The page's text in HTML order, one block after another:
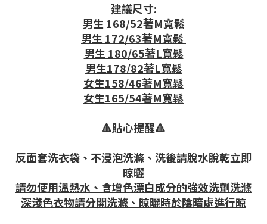
建議尺寸:
男生 168/52著M寬鬆
男生 172/63著M寬鬆
男生 180/65著L寬鬆
男生178/82著L寬鬆
女生158/46著M寬鬆
女生165/54著M寬鬆
🔺貼心提醒🔺
反面套洗衣袋、不浸泡洗滌、洗後請脫水脫乾立即
晾曬
請勿使用溫熱水、含增色漂白成分的強效洗劑洗滌
深淺色衣物請分開洗滌、晾曬時於陰暗處進行晾